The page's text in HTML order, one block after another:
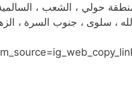
حولي ، الشعب ، السالمية
، سلوى ، جنوب السرة ،